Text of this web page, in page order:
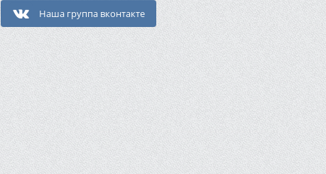
Наша группа вконтакте